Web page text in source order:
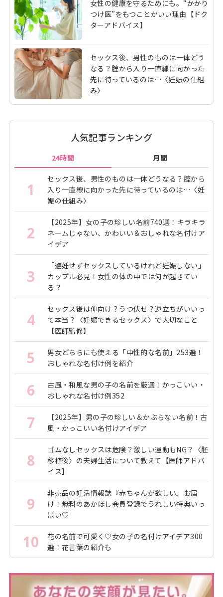
女性の健康を守るためにも。“かかり
つけ医”をもつことがいい理由【ドク
ターアドバイス】
セックス後、男性のものは一体どう
なる？腟から入り一直線に向かった
先に待っているのは…〈妊娠の仕組
み〉
人気記事ランキング
24時間 月間
1
セックス後、男性のものは一体どうなる？腟から
入り一直線に向かった先に待っているのは…〈妊
娠の仕組み〉
2
【2025年】女の子の珍しい名前740選！キラキラ
ネームじゃない、かわいい＆おしゃれな名付けア
イデア
3
「避妊せずセックスしているけれど妊娠しない」
カップル必見！女性の体の中では何が起きてい
る？
4
セックス後は仰向け？うつ伏せ？逆立ちがいいっ
て本当？〈妊娠できるセックス〉で大切なこと
【医師監修】
5
男女どちらにも使える「中性的な名前」253選！
おしゃれな名付け例を紹介
6
古風・和風な男の子の名前を厳選！かっこいい・
おしゃれな名付け例352
7
【2025年】男の子の珍しい＆かぶらない名前！古
風・かっこいい名付けアイデア
8
ゴムなしセックスは危険？激しい運動もNG？〈胚
移植後〉の夫婦生活について教えて【医師アドバ
イス】
9
非売品の妊活情報誌『赤ちゃんが欲しい』お届
け！無料のあかほし会員登録でうれしい特典いっ
ぱい♡
10
花の名前で可愛く♡女の子の名付けアイデア300
選！花言葉の紹介も